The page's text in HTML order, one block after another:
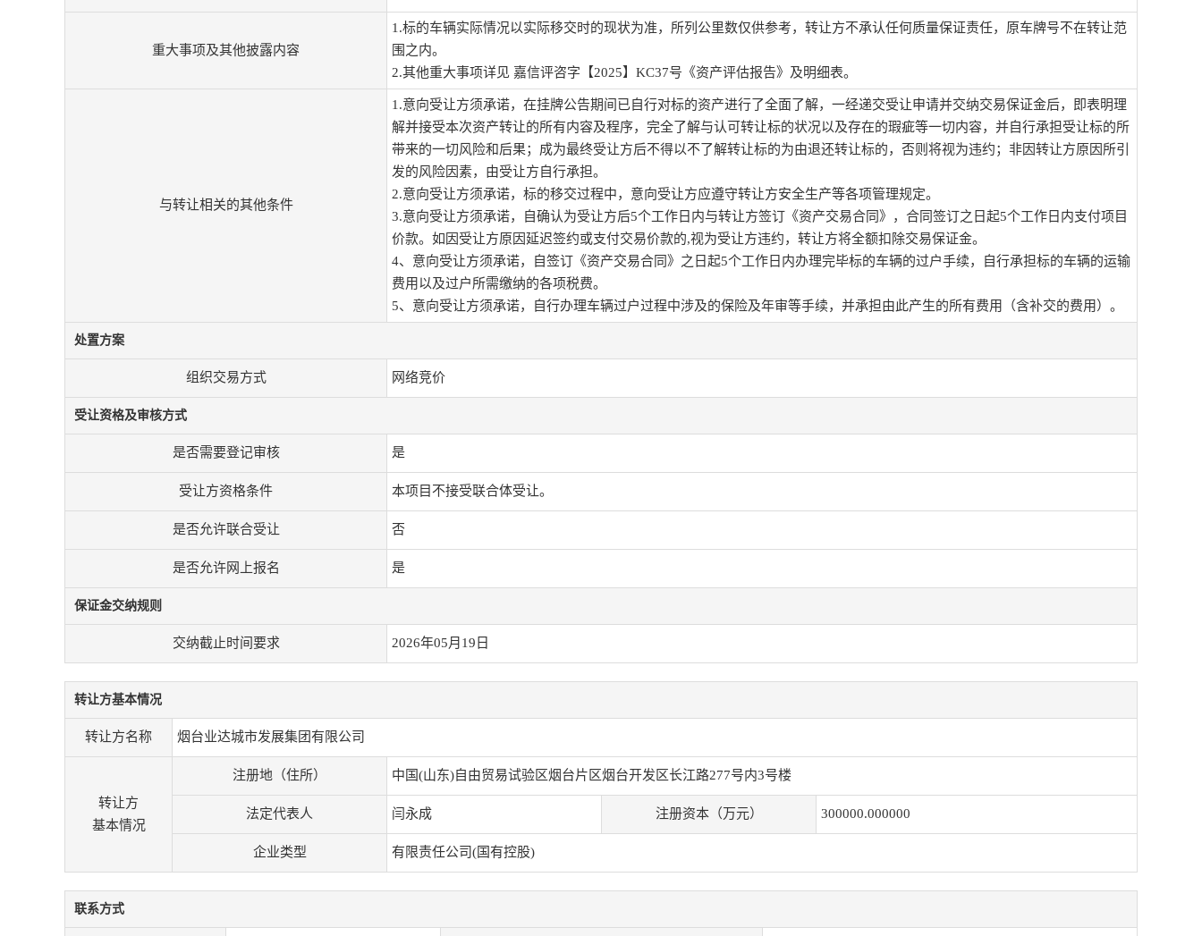
重大事项及其他披露内容
1.标的车辆实际情况以实际移交时的现状为准，所列公里数仅供参考，转让方不承认任何质量保证责任，原车牌号不在转让范
围之内。
2.其他重大事项详见 嘉信评咨字【2025】KC37号《资产评估报告》及明细表。
与转让相关的其他条件
1.意向受让方须承诺，在挂牌公告期间已自行对标的资产进行了全面了解，一经递交受让申请并交纳交易保证金后，即表明理
解并接受本次资产转让的所有内容及程序，完全了解与认可转让标的状况以及存在的瑕疵等一切内容，并自行承担受让标的所
带来的一切风险和后果；成为最终受让方后不得以不了解转让标的为由退还转让标的，否则将视为违约；非因转让方原因所引
发的风险因素，由受让方自行承担。
2.意向受让方须承诺，标的移交过程中，意向受让方应遵守转让方安全生产等各项管理规定。
3.意向受让方须承诺，自确认为受让方后5个工作日内与转让方签订《资产交易合同》，合同签订之日起5个工作日内支付项目
价款。如因受让方原因延迟签约或支付交易价款的,视为受让方违约，转让方将全额扣除交易保证金。
4、意向受让方须承诺，自签订《资产交易合同》之日起5个工作日内办理完毕标的车辆的过户手续，自行承担标的车辆的运输
费用以及过户所需缴纳的各项税费。
5、意向受让方须承诺，自行办理车辆过户过程中涉及的保险及年审等手续，并承担由此产生的所有费用（含补交的费用）。
处置方案
组织交易方式 网络竞价
受让资格及审核方式
是否需要登记审核 是
受让方资格条件 本项目不接受联合体受让。
是否允许联合受让 否
是否允许网上报名 是
保证金交纳规则
交纳截止时间要求 2026年05月19日
转让方基本情况
转让方名称 烟台业达城市发展集团有限公司
转让方
基本情况
注册地（住所） 中国(山东)自由贸易试验区烟台片区烟台开发区长江路277号内3号楼
法定代表人 闫永成 注册资本（万元） 300000.000000
企业类型 有限责任公司(国有控股)
联系方式